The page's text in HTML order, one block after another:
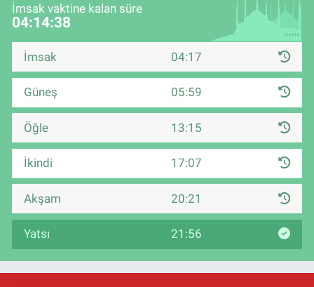
İmsak vaktine kalan süre
04:14:37
İmsak 04:17
Güneş 05:59
Öğle 13:15
İkindi 17:07
Akşam 20:21
Yatsı 21:56